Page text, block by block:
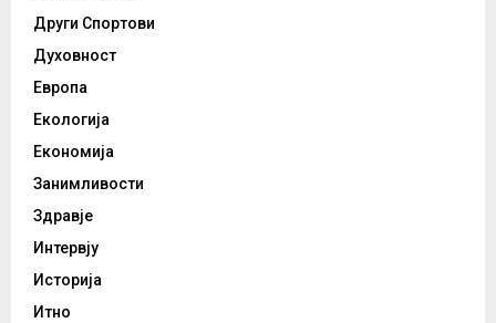
Други Спортови
Духовност
Европа
Екологија
Економија
Занимливости
Здравје
Интервју
Историја
Итно